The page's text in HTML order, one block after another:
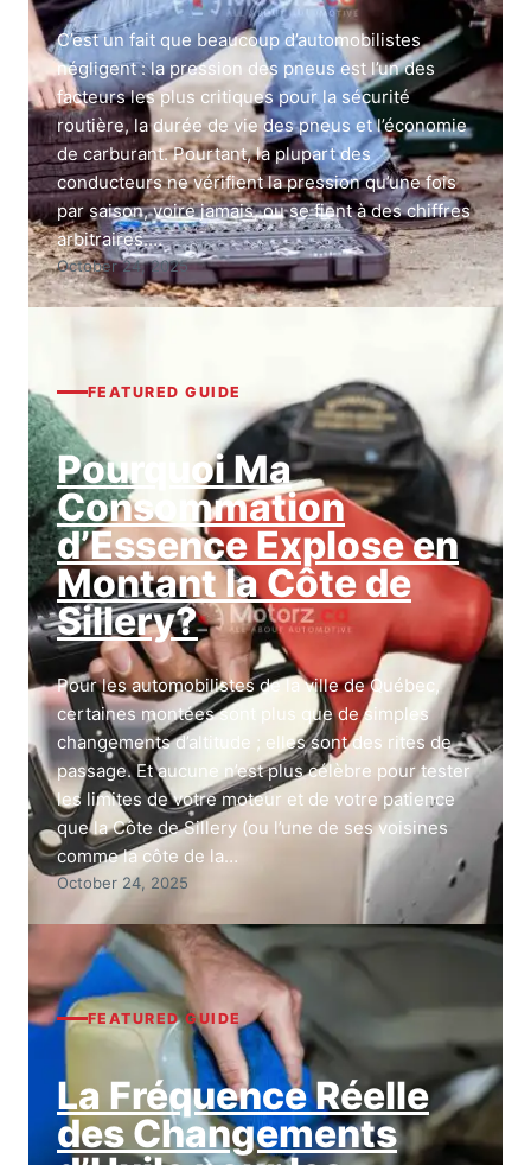
C’est un fait que beaucoup d’automobilistes
négligent : la pression des pneus est l’un des
facteurs les plus critiques pour la sécurité
routière, la durée de vie des pneus et l’économie
de carburant. Pourtant, la plupart des
conducteurs ne vérifient la pression qu’une fois
par saison, voire jamais, ou se fient à des chiffres
arbitraires.…
October 24, 2025
FEATURED GUIDE
Pourquoi Ma
Consommation
d’Essence Explose en
Montant la Côte de
Sillery?
Pour les automobilistes de la ville de Québec,
certaines montées sont plus que de simples
changements d’altitude ; elles sont des rites de
passage. Et aucune n’est plus célèbre pour tester
les limites de votre moteur et de votre patience
que la Côte de Sillery (ou l’une de ses voisines
comme la côte de la…
October 24, 2025
FEATURED GUIDE
La Fréquence Réelle
des Changements